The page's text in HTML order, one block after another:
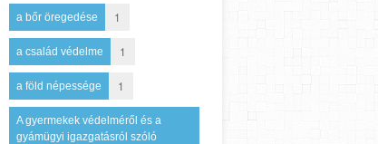
a bőr öregedése 1
a család védelme 1
a föld népessége 1
A gyermekek védelméről és a
gyámügyi igazgatásról szóló